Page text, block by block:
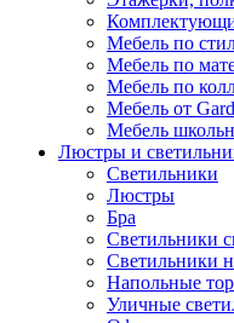
Мебель по
Мебель по
Мебель по
Мебель от
Мебель
Люстры и
Светильники
Люстры
Бра
Светильники
Светильники
Напольные
Уличные